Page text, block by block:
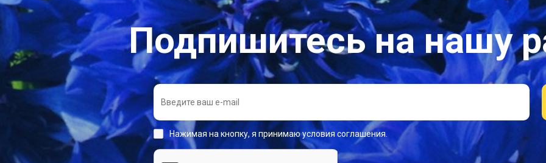
Подпишитесь на нашу
Нажимая на кнопку, я принимаю условия соглашения.